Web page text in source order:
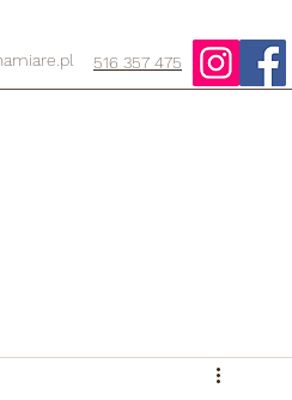
516 357 475